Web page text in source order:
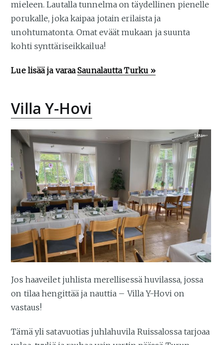
mieleen. Lautalla tunnelma on täydellinen pienelle
porukalle, joka kaipaa jotain erilaista ja
unohtumatonta. Omat eväät mukaan ja suunta
kohti synttäriseikkailua!
Lue lisää ja varaaSaunalautta Turku »
Villa Y-Hovi
Jos haaveilet juhlista merellisessä huvilassa, jossa
on tilaa hengittää ja nauttia – Villa Y-Hovi on
vastaus!
Tämä yli satavuotias juhlahuvila Ruissalossa tarjoaa